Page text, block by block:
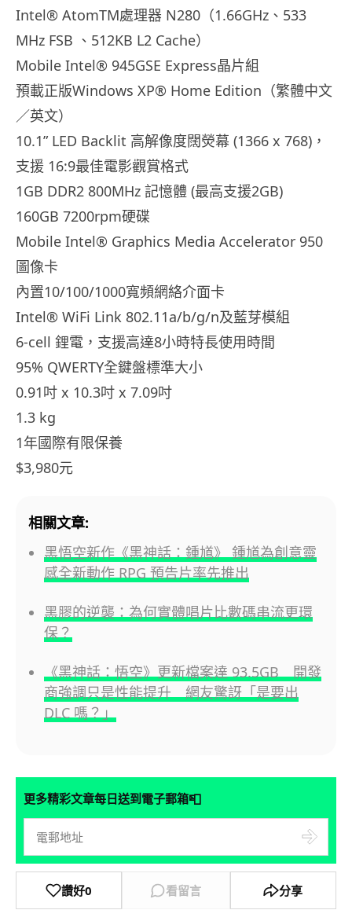
Intel® AtomTM處理器 N280（1.66GHz、533
MHz FSB 、512KB L2 Cache）
Mobile Intel® 945GSE Express晶片組
預載正版Windows XP® Home Edition（繁體中文
／英文）
10.1” LED Backlit 高解像度闊熒幕 (1366 x 768)，
支援 16:9最佳電影觀賞格式
1GB DDR2 800MHz 記憶體 (最高支援2GB)
160GB 7200rpm硬碟
Mobile Intel® Graphics Media Accelerator 950
圖像卡
內置10/100/1000寬頻網絡介面卡
Intel® WiFi Link 802.11a/b/g/n及藍芽模組
6-cell 鋰電，支援高達8小時特長使用時間
95% QWERTY全鍵盤標準大小
0.91吋 x 10.3吋 x 7.09吋
1.3 kg
1年國際有限保養
$3,980元
相關文章:
黑悟空新作《黑神話：鍾馗》 鍾馗為創意靈
感全新動作 RPG 預告片率先推出
黑膠的逆襲：為何實體唱片比數碼串流更環
保？
《黑神話：悟空》更新檔案達 93.5GB 開發
商強調只是性能提升 網友驚訝「是要出
DLC 嗎？」
更多精彩文章每日送到電子郵箱📮
讚好0 看留言 分享